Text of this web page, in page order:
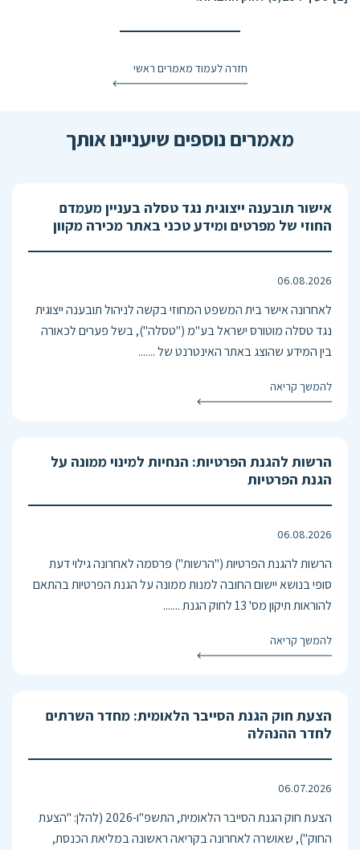
חזרה לעמוד מאמרים ראשי
מאמרים נוספים שיעניינו אותך
אישור תובענה ייצוגית נגד טסלה בעניין מעמדם
החוזי של מפרטים ומידע טכני באתר מכירה מקוון
06.08.2026
לאחרונה אישר בית המשפט המחוזי בקשה לניהול תובענה ייצוגית
נגד טסלה מוטורס ישראל בע"מ ("טסלה"), בשל פערים לכאורה
בין המידע שהוצג באתר האינטרנט של .......
להמשך קריאה
הרשות להגנת הפרטיות: הנחיות למינוי ממונה על
הגנת הפרטיות
06.08.2026
הרשות להגנת הפרטיות ("הרשות") פרסמה לאחרונה גילוי דעת
סופי בנושא יישום החובה למנות ממונה על הגנת הפרטיות בהתאם
להוראות תיקון מס' 13 לחוק הגנת .......
להמשך קריאה
הצעת חוק הגנת הסייבר הלאומית: מחדר השרתים
לחדר ההנהלה
06.07.2026
הצעת חוק הגנת הסייבר הלאומית, התשפ"ו-2026 (להלן: "הצעת
החוק"), שאושרה לאחרונה בקריאה ראשונה במליאת הכנסת,